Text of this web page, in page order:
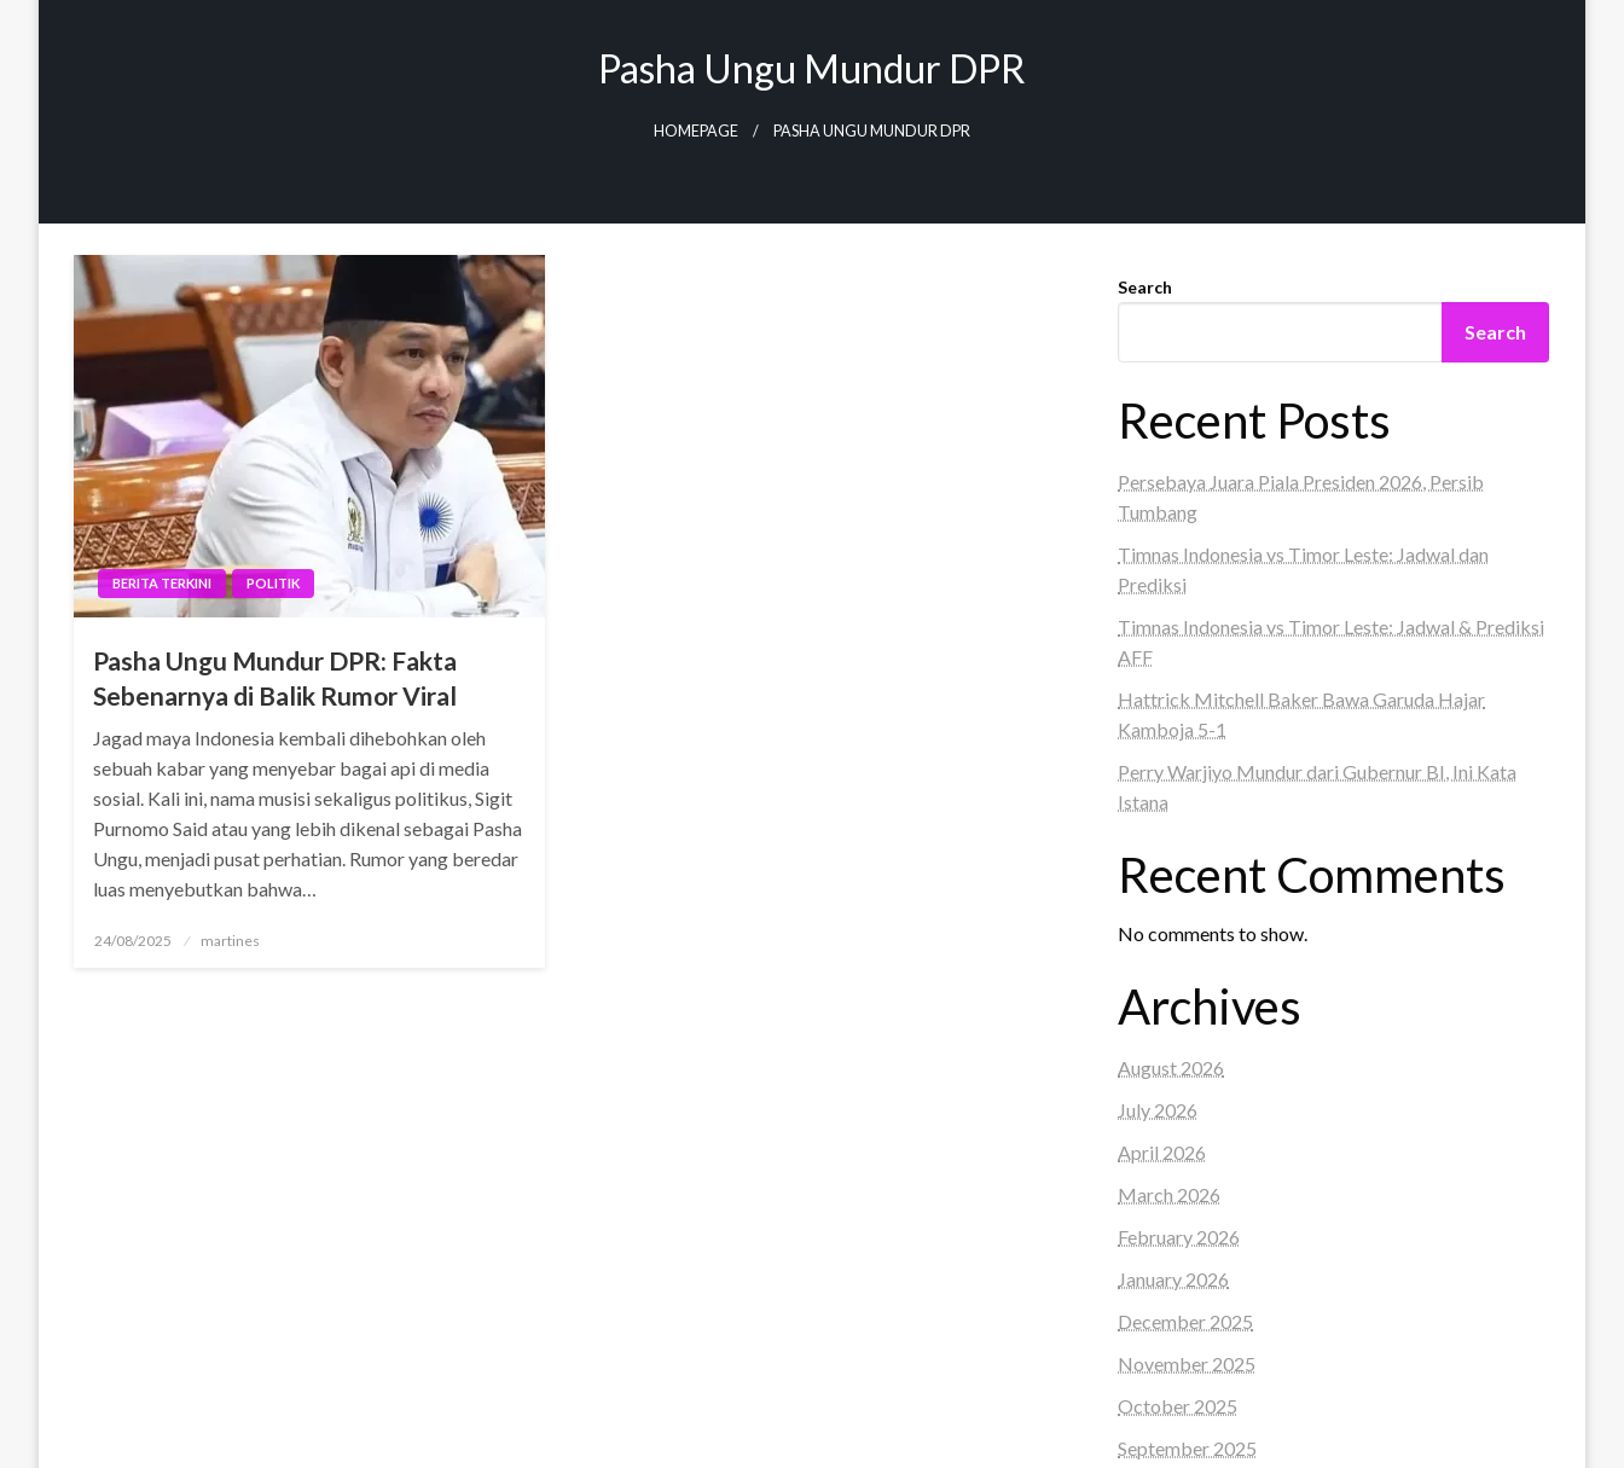
Pasha Ungu Mundur DPR
HOMEPAGE PASHA UNGU MUNDUR DPR
BERITA TERKINI POLITIK
Pasha Ungu Mundur DPR: Fakta
Sebenarnya di Balik Rumor Viral
Jagad maya Indonesia kembali dihebohkan oleh
sebuah kabar yang menyebar bagai api di media
sosial. Kali ini, nama musisi sekaligus politikus, Sigit
Purnomo Said atau yang lebih dikenal sebagai Pasha
Ungu, menjadi pusat perhatian. Rumor yang beredar
luas menyebutkan bahwa…
Posted
24/08/2025 martines
Search
Search
Recent Posts
Persebaya Juara Piala Presiden 2026, Persib
Tumbang
Timnas Indonesia vs Timor Leste: Jadwal dan
Prediksi
Timnas Indonesia vs Timor Leste: Jadwal & Prediksi
AFF
Hattrick Mitchell Baker Bawa Garuda Hajar
Kamboja 5-1
Perry Warjiyo Mundur dari Gubernur BI, Ini Kata
Istana
Recent Comments
No comments to show.
Archives
August 2026
July 2026
April 2026
March 2026
February 2026
January 2026
December 2025
November 2025
October 2025
September 2025